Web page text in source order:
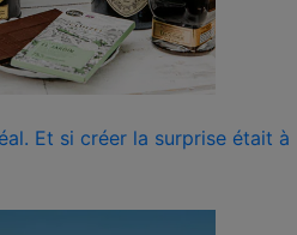
Et si créer la surprise était à